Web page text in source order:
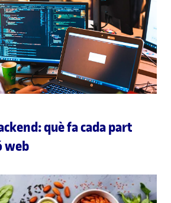
què fa cada part
web